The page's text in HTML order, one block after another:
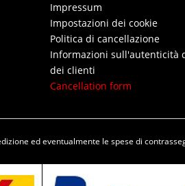
Impressum
Impostazioni dei cookie
Politica di cancellazione
Informazioni sull'autenticità
dei clienti
Cancellation form
ed eventualmente le spese di